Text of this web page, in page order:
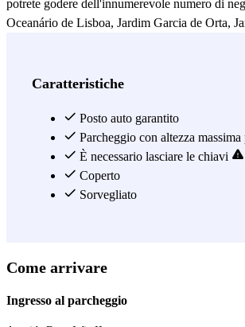
potrete godere dell'innumerevole numero di
Oceanário de Lisboa, Jardim Garcia de Orta,
Vedi di più
Caratteristiche
Posto auto garantito
Parcheggio con altezza massima
È necessario lasciare le chiavi
Coperto
Sorvegliato
Come arrivare
Ingresso al parcheggio